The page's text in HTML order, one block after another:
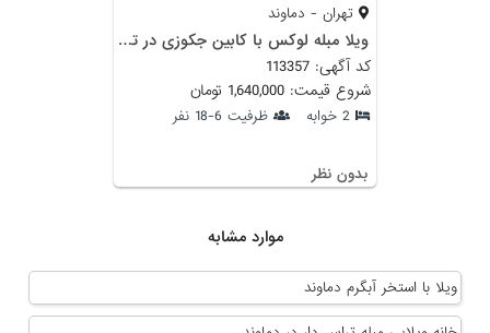
تهران - دماوند
ویلا مبله لوکس با کابین جکوزی در تراس آیینه ورزان
کد آگهی: 113357
شروع قیمت: 1,640,000 تومان
2 خوابه ظرفیت 6-18 نفر
بدون نظر
موارد مشابه
ویلا با استخر آبگرم دماوند